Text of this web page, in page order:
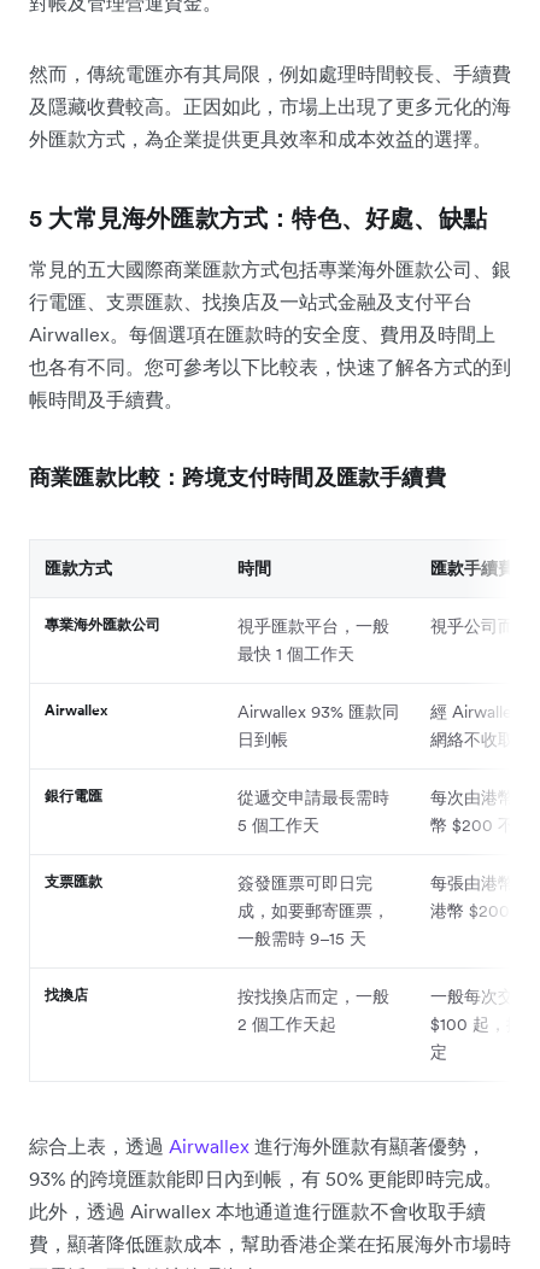
然而，傳統電匯亦有其局限，例如處理時間較長、手續費
及隱藏收費較高。正因如此，市場上出現了更多元化的海
外匯款方式，為企業提供更具效率和成本效益的選擇。
5 大常見海外匯款方式：特色、好處、缺點
常見的五大國際商業匯款方式包括專業海外匯款公司、銀
行電匯、支票匯款、找換店及一站式金融及支付平台
Airwallex。每個選項在匯款時的安全度、費用及時間上
也各有不同。您可參考以下比較表，快速了解各方式的到
帳時間及手續費。
商業匯款比較：跨境支付時間及匯款手續費
匯款方式 時間 匯款手續費
專業海外匯款公司
視乎匯款平台，一般
最快 1 個工作天
視乎公司而定
Airwallex
Airwallex 93% 匯款同
日到帳
經 Airwallex
網絡不收取手
銀行電匯
從遞交申請最長需時
5 個工作天
每次由港幣
幣 $200 不等
支票匯款
簽發匯票可即日完
成，如要郵寄匯票，
一般需時 9–15 天
每張由港幣
港幣 $200 不
找換店
按找換店而定，一般
2 個工作天起
一般每次交易
$100 起，按
定
綜合上表，透過 Airwallex 進行海外匯款有顯著優勢，
93% 的跨境匯款能即日內到帳，有 50% 更能即時完成。
此外，透過 Airwallex 本地通道進行匯款不會收取手續
費，顯著降低匯款成本，幫助香港企業在拓展海外市場時